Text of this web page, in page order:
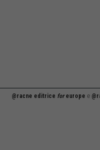
@racne editrice foreurope e